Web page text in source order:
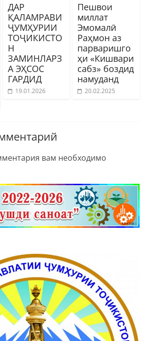
ДАР
ҚАЛАМРАВИ
ҶУМҲУРИИ
ТОҶИКИСТО
Н
ЗАМИНЛАРЗ
А ЭҲСОС
ГАРДИД
19.01.2026
Пешвои
миллат
Эмомалӣ
Раҳмон аз
парваришго
ҳи «Кишвари
сабз» боздид
намуданд
20.02.2025
вам необходимо